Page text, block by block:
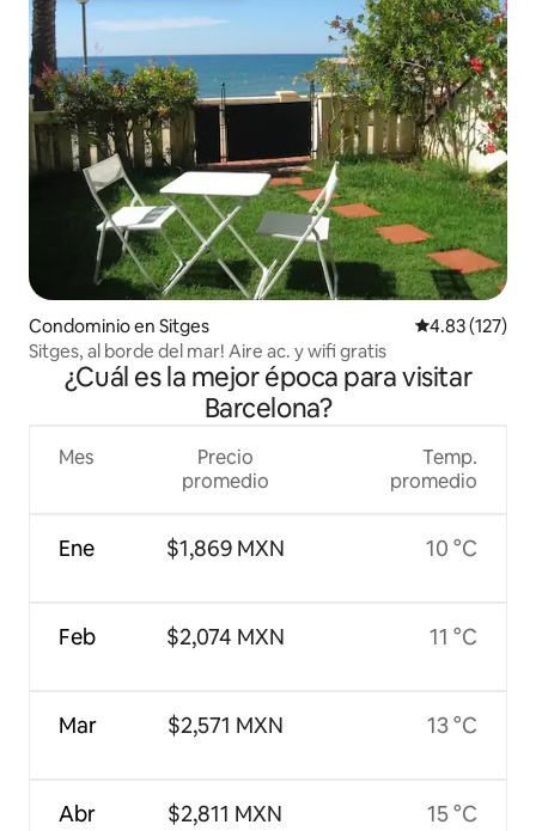
Condominio en Sitges Calificación
4.83 (127)
Sitges, al borde del mar! Aire ac. y wifi gratis
¿Cuál es la mejor época para visitar
Barcelona?
Mes
Ene
Feb
Mar
Abr
Precio
promedio
$1,869 MXN
$2,074 MXN
$2,571 MXN
$2,811 MXN
Temp.
promedio
10 °C
11 °C
13 °C
15 °C